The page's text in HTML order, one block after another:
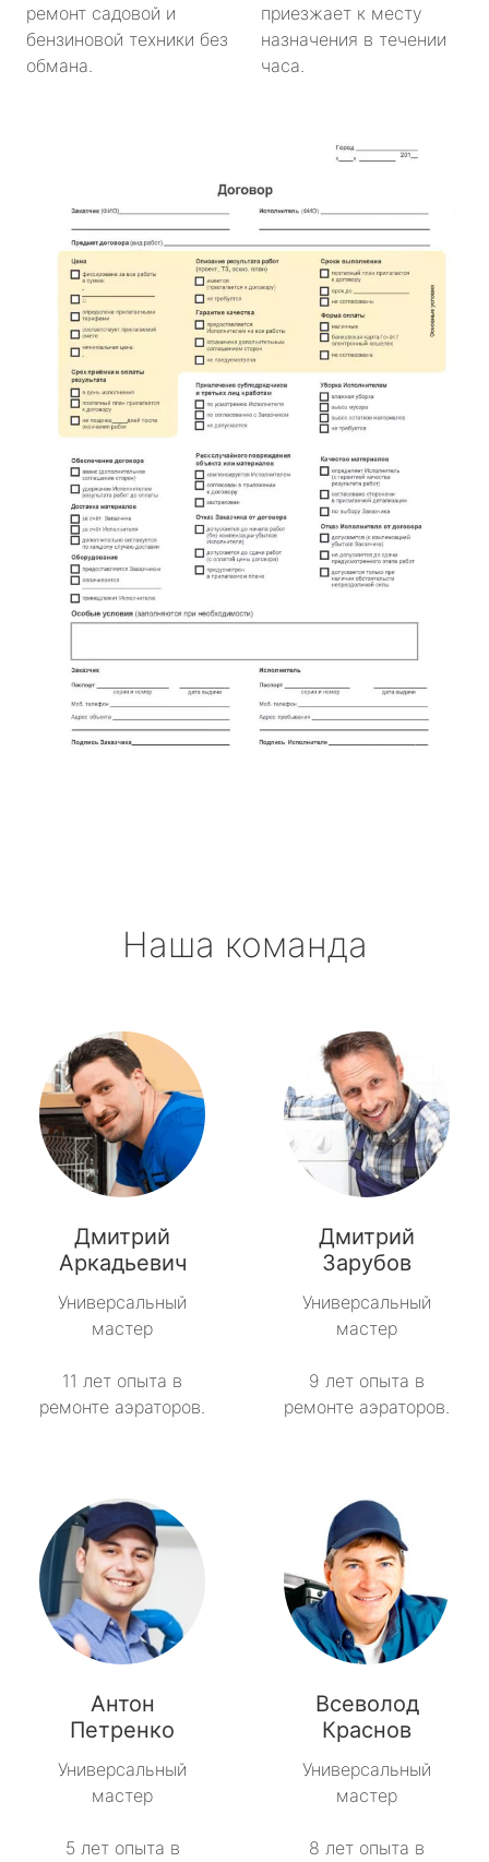
ремонт садовой и
бензиновой техники без
обмана.
приезжает к месту
назначения в течении
часа.
Наша команда
Дмитрий
Аркадьевич
Универсальный
мастер
11 лет опыта в
ремонте аэраторов.
Дмитрий
Зарубов
Универсальный
мастер
9 лет опыта в
ремонте аэраторов.
Антон
Петренко
Универсальный
мастер
5 лет опыта в
Всеволод
Краснов
Универсальный
мастер
8 лет опыта в